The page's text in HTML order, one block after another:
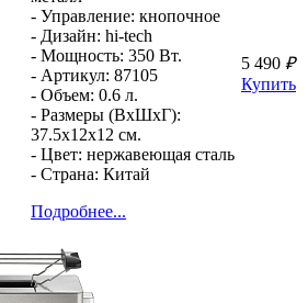
- Управление: кнопочное
- Дизайн: hi-tech
- Мощность: 350 Вт.
- Артикул: 87105
- Объем: 0.6 л.
- Размеры (ВхШхГ):
37.5x12x12 см.
- Цвет: нержавеющая сталь
- Страна: Китай
Подробнее...
5 490 ₽
Купить